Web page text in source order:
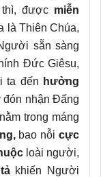
được miễn
là Thiên Chúa,
sẵn sàng
Đức Giêsu,
ta đến hưởng
đón nhận Đấng
trong máng
bao nỗicực
loài người,
khiến Người